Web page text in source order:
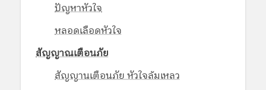
ปัญหาหัวใจ
หลอดเลือดหัวใจ
สัญญาณเตือนภัย
สัญญานเตือนภัย หัวใจล้มเหลว